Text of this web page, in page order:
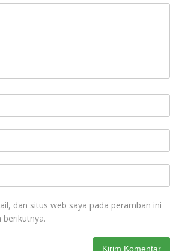
dan situs web saya pada peramban ini